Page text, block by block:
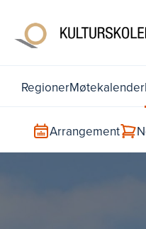
RegionerMøtekalender
Arrangement